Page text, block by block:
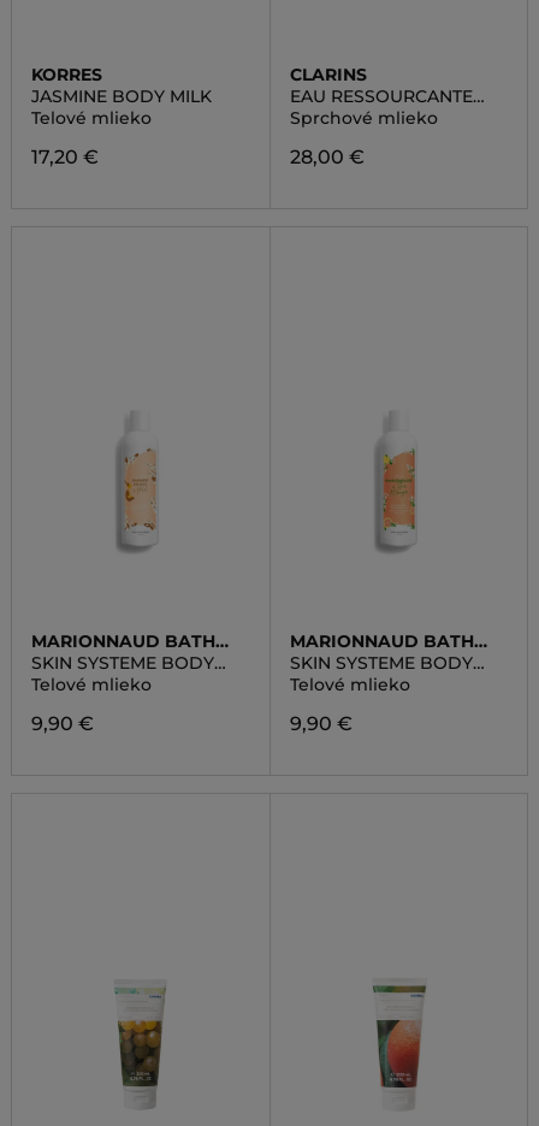
KORRES
JASMINE BODY MILK
Telové mlieko
17,20 €
CLARINS
EAU RESSOURCANTE
COMFORTING SHOWER
MILK
Sprchové mlieko
28,00 €
MARIONNAUD BATH
LINE
SKIN SYSTEME BODY
MILK ALMOND HONEY
Telové mlieko
9,90 €
MARIONNAUD BATH
LINE
SKIN SYSTEME BODY
MILK GRAPEFRUIT
ORANGE
Telové mlieko
9,90 €